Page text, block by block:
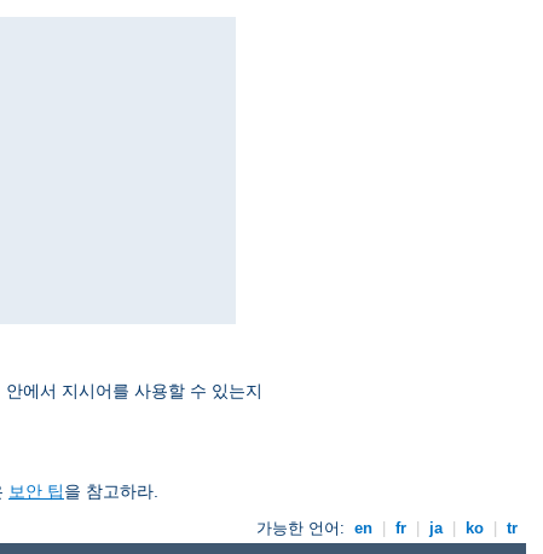
에서 지시어를 사용할 수 있는지
보안 팁을 참고하라.
가능한 언어: en fr ja ko tr